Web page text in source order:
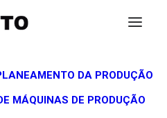
DA PRODUÇÃO
MÁQUINAS DE PRODUÇÃO